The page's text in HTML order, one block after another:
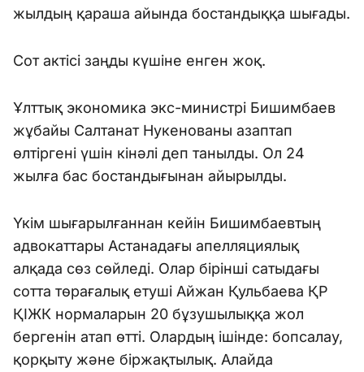
жылдың қараша айында бостандыққа шығады.
Сот актісі заңды күшіне енген жоқ.
Ұлттық экономика экс-министрі Бишимбаев
жұбайы Салтанат Нукенованы азаптап
өлтіргені үшін кінәлі деп танылды. Ол 24
жылға бас бостандығынан айырылды.
Үкім шығарылғаннан кейін Бишимбаевтың
адвокаттары Астанадағы апелляциялық
алқада сөз сөйледі. Олар бірінші сатыдағы
сотта төрағалық етуші Айжан Қульбаева ҚР
ҚІЖК нормаларын 20 бұзушылыққа жол
бергенін атап өтті. Олардың ішінде: бопсалау,
қорқыту және біржақтылық. Алайда